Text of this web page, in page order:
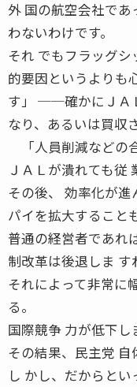
外 国の航空会社であ
わないわけです。
それ でもフラッグ
的要因というよりも
す」 ──確かにＪＡ
なり、あるいは買収
「人員削減などの
ＪＡＬが潰れても従
その後、 効率化が
パイを拡大すること
普通の経営者であれ
制改革は後退しま す
それによって非常に
る。
国際競争 力が低下し
その結果、民主党 自
し かし、だからと